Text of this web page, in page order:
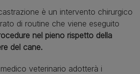
è un intervento chirurgico
di routine che viene eseguito
nel pieno rispetto della
del cane.
veterinario adotterà i